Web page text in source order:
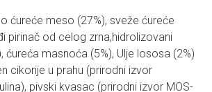
ćureće meso (27%), sveže ćureće
pirinač od celog zrna,hidrolizovani
ćureća masnoća (5%), Ulje lososa (2%)
cikorije u prahu (prirodni izvor
pivski kvasac (prirodni izvor MOS-